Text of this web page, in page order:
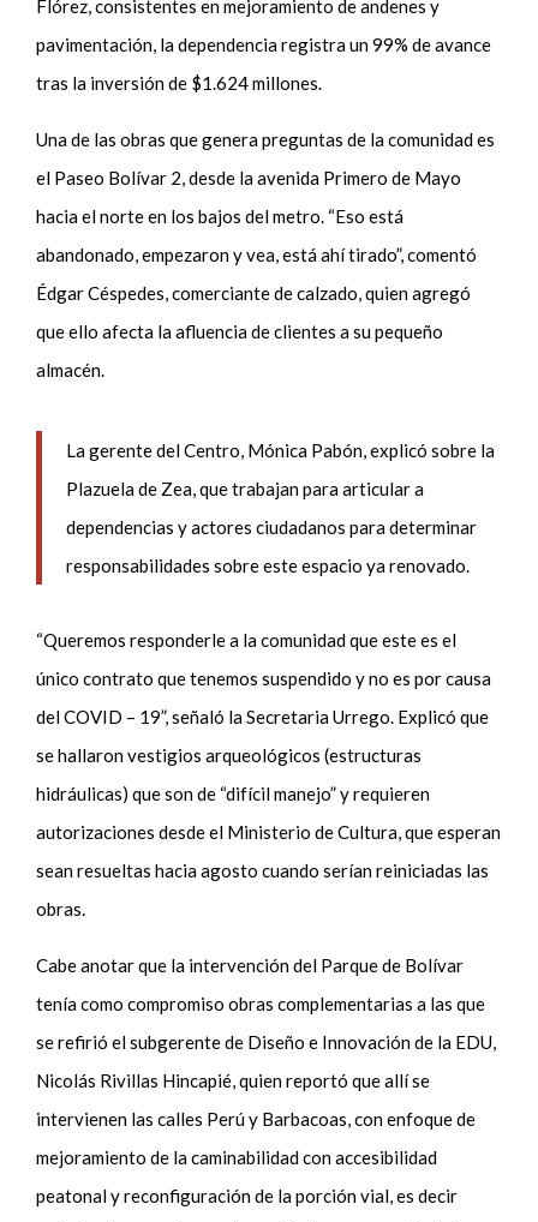
Flórez, consistentes en mejoramiento de andenes y
pavimentación, la dependencia registra un 99% de avance
tras la inversión de $1.624 millones.
Una de las obras que genera preguntas de la comunidad es
el Paseo Bolívar 2, desde la avenida Primero de Mayo
hacia el norte en los bajos del metro. “Eso está
abandonado, empezaron y vea, está ahí tirado”, comentó
Édgar Céspedes, comerciante de calzado, quien agregó
que ello afecta la afluencia de clientes a su pequeño
almacén.
La gerente del Centro, Mónica Pabón, explicó sobre la
Plazuela de Zea, que trabajan para articular a
dependencias y actores ciudadanos para determinar
responsabilidades sobre este espacio ya renovado.
“Queremos responderle a la comunidad que este es el
único contrato que tenemos suspendido y no es por causa
del COVID – 19”, señaló la Secretaria Urrego. Explicó que
se hallaron vestigios arqueológicos (estructuras
hidráulicas) que son de “difícil manejo” y requieren
autorizaciones desde el Ministerio de Cultura, que esperan
sean resueltas hacia agosto cuando serían reiniciadas las
obras.
Cabe anotar que la intervención del Parque de Bolívar
tenía como compromiso obras complementarias a las que
se refirió el subgerente de Diseño e Innovación de la EDU,
Nicolás Rivillas Hincapié, quien reportó que allí se
intervienen las calles Perú y Barbacoas, con enfoque de
mejoramiento de la caminabilidad con accesibilidad
peatonal y reconfiguración de la porción vial, es decir